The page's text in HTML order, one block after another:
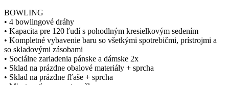
BOWLING
• 4 bowlingové dráhy
• Kapacita pre 120 ľudí s pohodlným kresielkovým sedením
• Kompletné vybavenie baru so všetkými spotrebičmi, prístrojmi a
so skladovými zásobami
• Sociálne zariadenia pánske a dámske 2x
• Sklad na prázdne obalové materiály + sprcha
• Sklad na prázdne fľaše + sprcha